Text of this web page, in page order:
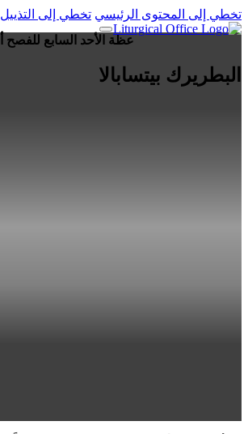
تخطي إلى المحتوى الرئيسي تخطي إلى التذييل
عظة الأحد السابع للفصح أ
البطريرك بيتسابالا